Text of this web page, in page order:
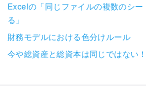
Excelの「同じファイルの複数のシー
る」
財務モデルにおける色分けルール
今や総資産と総資本は同じではない